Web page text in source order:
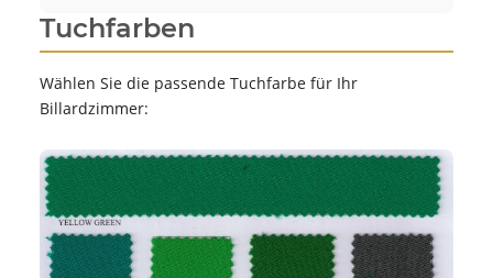
Tuchfarben
Wählen Sie die passende Tuchfarbe für Ihr
Billardzimmer: